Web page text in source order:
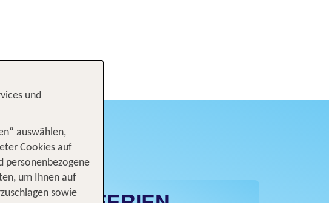
und
auswählen,
Cookies auf
personenbezogene
um Ihnen auf
sowie